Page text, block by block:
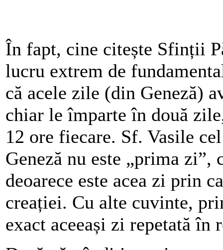
În fapt, cine citește Sfinții
lucru extrem de
că acele zile (din Geneză)
chiar le împarte în două
12 ore fiecare. Sf. Vasile
Geneză nu este „prima zi”,
deoarece este acea zi prin
creației. Cu alte cuvinte,
exact aceeași zi repetată în